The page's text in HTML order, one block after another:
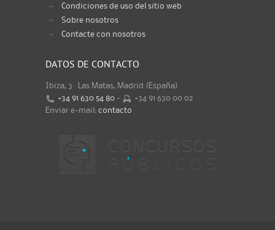
Condiciones de uso del sitio web
Sobre nosotros
Contacte con nosotros
DATOS DE CONTACTO
Ibiza, 3 · Las Matas, Madrid (España)
+34 91 630 54 80 -
+34 91 630 00 02
Enviar e-mail: contacto